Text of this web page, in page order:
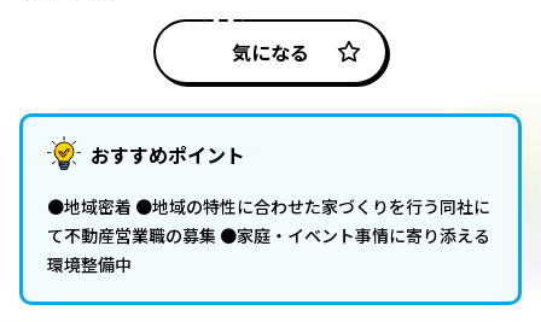
気になる
おすすめポイント
●地域密着 ●地域の特性に合わせた家づくりを行う同社に
て不動産営業職の募集 ●家庭・イベント事情に寄り添える
環境整備中